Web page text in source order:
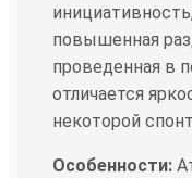
повышенная
проведенная в
отличается
некоторой
Особенности: